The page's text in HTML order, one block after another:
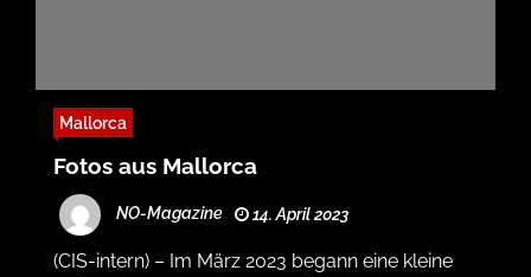
Mallorca
Fotos aus Mallorca
NO-Magazine 14. April 2023
(CIS-intern) – Im März 2023 begann eine kleine